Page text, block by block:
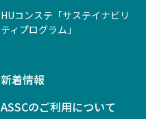
HUコンステ「サステイナビリ
ティプログラム」
新着情報
ASSCのご利用について